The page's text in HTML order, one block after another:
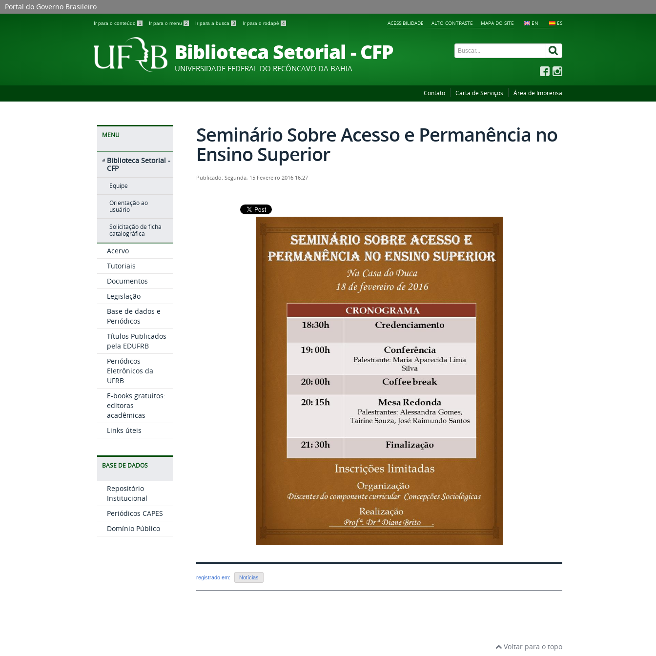
Portal do Governo Brasileiro
Ir para o conteúdo 1 Ir para o menu 2 Ir para a busca 3 Ir para o rodapé 4 EN ES
ACESSIBILIDADE ALTO CONTRASTE MAPA DO SITE
Biblioteca Setorial - CFP
UNIVERSIDADE FEDERAL DO RECÔNCAVO DA BAHIA
Contato Carta de Serviços Área de Imprensa
MENU
Biblioteca Setorial -
CFP
Equipe
Orientação ao
usuário
Solicitação de ficha
catalográfica
Acervo
Tutoriais
Documentos
Legislação
Base de dados e
Periódicos
Títulos Publicados
pela EDUFRB
Periódicos
Eletrônicos da
UFRB
E-books gratuitos:
editoras
acadêmicas
Links úteis
BASE DE DADOS
Repositório
Institucional
Periódicos CAPES
Domínio Público
Seminário Sobre Acesso e Permanência no
Ensino Superior
Publicado: Segunda, 15 Fevereiro 2016 16:27
registrado em: Notícias
Voltar para o topo